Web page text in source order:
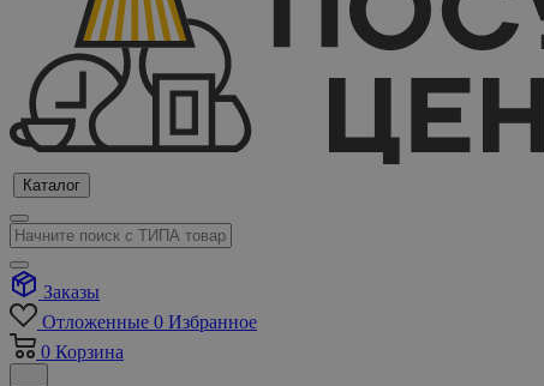
Каталог
Заказы
Отложенные 0 Избранное
0 Корзина